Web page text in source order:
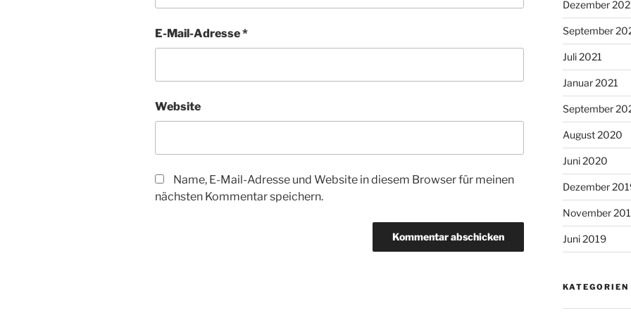
E-Mail-Adresse*
Website
Name, E-Mail-Adresse und Website in diesem Browser für meinen
nächsten Kommentar speichern.
Dezember
September
Juli 2021
Januar 2021
September
August 2020
Juni 2020
Dezember
November
Juni 2019
KATEGORIEN